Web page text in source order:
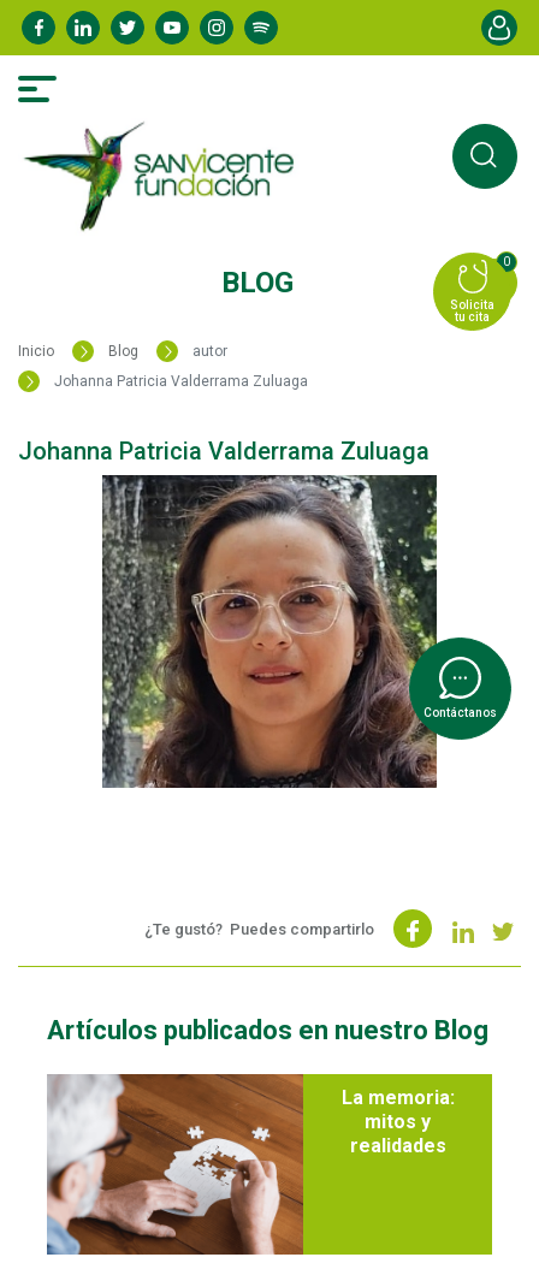
Pasar
al
Menú
BLOG
0
Inicio Blog
autor
Johanna Patricia Valderrama Zuluaga
Johanna Patricia Valderrama Zuluaga
¿Te gustó? Puedes compartirlo
Artículos publicados en nuestro Blog
La memoria:
mitos y
realidades
Contáctanos
Solicita
tu cita